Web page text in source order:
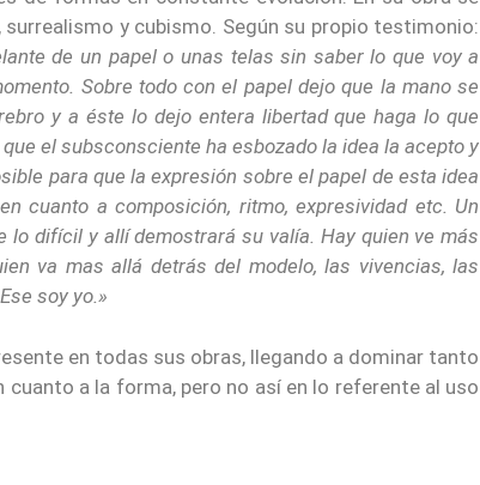
y cubismo. Según su propio testimonio:
de un papel o unas telas sin saber lo que voy a
Sobre todo con el papel dejo que la mano se
y a éste lo dejo entera libertad que haga lo que
el subsconsciente ha esbozado la idea la acepto y
para que la expresión sobre el papel de esta idea
cuanto a composición, ritmo, expresividad etc. Un
lo difícil y allí demostrará su valía. Hay quien ve más
va mas allá detrás del modelo, las vivencias, las
soy yo.»
en todas sus obras, llegando a dominar tanto
a la forma, pero no así en lo referente al uso